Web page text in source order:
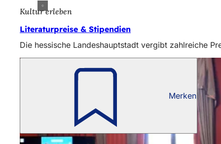
Kultur erleben
Literaturpreise & Stipendien
Die hessische Landeshauptstadt vergibt zahlreiche
Merken